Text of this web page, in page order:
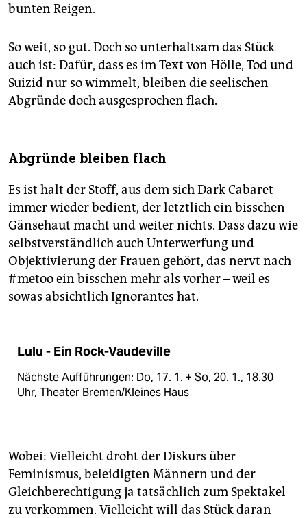
bunten Reigen.
So weit, so gut. Doch so unterhaltsam das Stück
auch ist: Dafür, dass es im Text von Hölle, Tod und
Suizid nur so wimmelt, bleiben die seelischen
Abgründe doch ausgesprochen flach.
Abgründe bleiben flach
Es ist halt der Stoff, aus dem sich Dark Cabaret
immer wieder bedient, der letztlich ein bisschen
Gänsehaut macht und weiter nichts. Dass dazu wie
selbstverständlich auch Unterwerfung und
Objektivierung der Frauen gehört, das nervt nach
#metoo ein bisschen mehr als vorher – weil es
sowas absichtlich Ignorantes hat.
Lulu - Ein Rock-Vaudeville
Nächste Aufführungen: Do, 17. 1. + So, 20. 1., 18.30
Uhr, Theater Bremen/Kleines Haus
Wobei: Vielleicht droht der Diskurs über
Feminismus, beleidigten Männern und der
Gleichberechtigung ja tatsächlich zum Spektakel
zu verkommen. Vielleicht will das Stück daran